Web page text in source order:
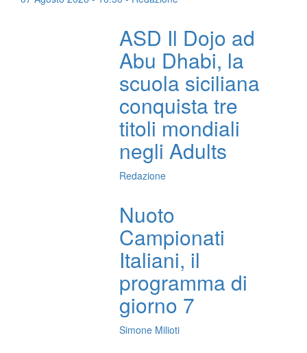
ASD Il Dojo ad
Abu Dhabi, la
scuola siciliana
conquista tre
titoli mondiali
negli Adults
Redazione
Nuoto
Campionati
Italiani, il
programma di
giorno 7
Simone Milioti